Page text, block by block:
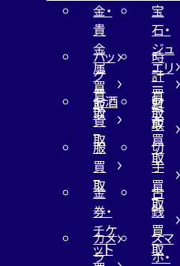
金・
貴
金
属
買
取
宝
石・
ジュ
エリ
ー
買
取
バッ
グ
買
取
時
計
買
取
お酒
買
取
財
布
買
取
服
買
取
切
手
買
取
金
券・
チケ
ット
古
銭
買
取
カメ
ラ
スマ
ホ・